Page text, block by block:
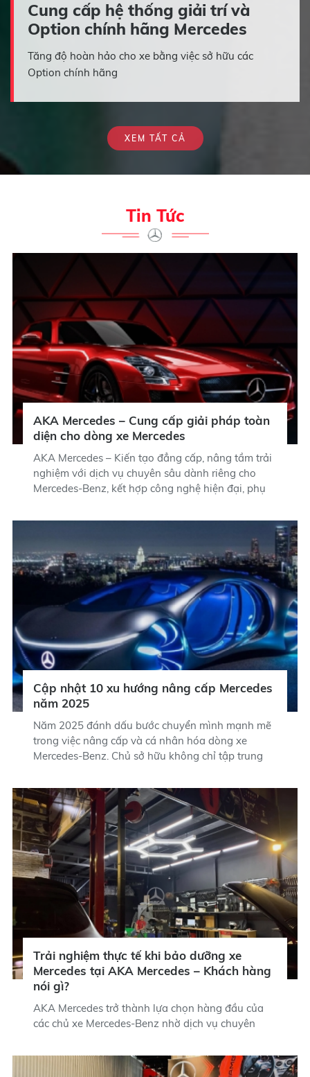
Cung cấp hệ thống giải trí và
Option chính hãng Mercedes
Tăng độ hoàn hảo cho xe bằng việc sở hữu các
Option chính hãng
XEM TẤT CẢ
Tin Tức
AKA Mercedes – Cung cấp giải pháp toàn
diện cho dòng xe Mercedes
AKA Mercedes – Kiến tạo đẳng cấp, nâng tầm trải
nghiệm với dịch vụ chuyên sâu dành riêng cho
Mercedes-Benz, kết hợp công nghệ hiện đại, phụ
kinh nghiệm với mục tiêu mang đến những giải
Cập nhật 10 xu hướng nâng cấp Mercedes
năm 2025
Năm 2025 đánh dấu bước chuyển mình mạnh mẽ
trong việc nâng cấp và cá nhân hóa dòng xe
Mercedes-Benz. Chủ sở hữu không chỉ tập trung
việc tích hợp công nghệ tiên tiến và nâng cao trải
nghiệm lái xe. Dưới đây là những xu hướng nâng
cấp nổi bật cho Mercedes trong năm 2025:
Trải nghiệm thực tế khi bảo dưỡng xe
Mercedes tại AKA Mercedes – Khách hàng
nói gì?
AKA Mercedes trở thành lựa chọn hàng đầu của
các chủ xe Mercedes-Benz nhờ dịch vụ chuyên
nghiệm và cam kết minh bạch trong từng hạng
mục sửa chữa, bảo dưỡng, nâng cấp. Điều gì khiến